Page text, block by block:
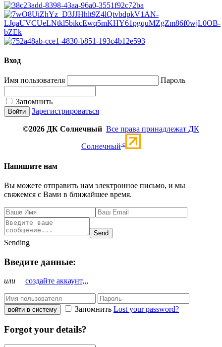
Вход
Имя пользователя Пароль
Запомнить
Зарегистрироваться
©2026 ДК Солнечный Все права принадлежат ДК
Солнечный c
Напишите нам
Вы можете отправить нам электронное письмо, и мы
свяжемся с Вами в ближайшее время.
Send
Sending
Введите данные:
или создайте аккаунт,,,
войти в систему Запомнить Lost your password?
Forgot your details?